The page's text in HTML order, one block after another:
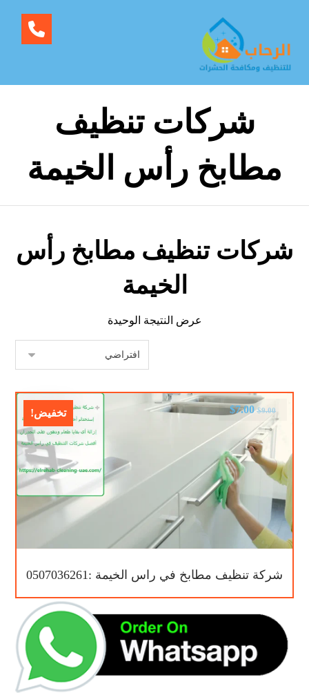
شركات تنظيف
مطابخ رأس الخيمة
شركات تنظيف مطابخ رأس
الخيمة
عرض النتيجة الوحيدة
تخفيض!
شركة تنظيف مطابخ في راس الخيمة :0507036261
$9.00
$7.00